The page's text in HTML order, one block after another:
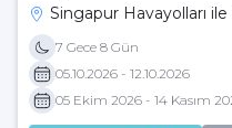
Singapur Havayolları
7 Gece 8 Gün
05.10.2026 - 12.10.2026
05 Ekim 2026 - 14 Kasım